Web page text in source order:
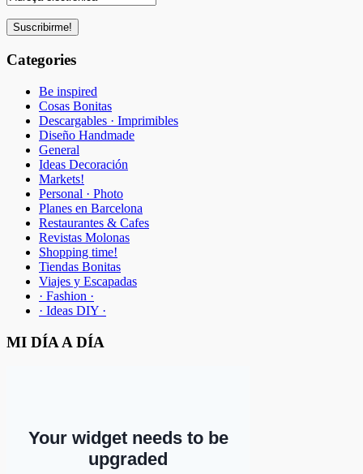
Categories
Be inspired
Cosas Bonitas
Descargables · Imprimibles
Diseño Handmade
General
Ideas Decoración
Markets!
Personal · Photo
Planes en Barcelona
Restaurantes & Cafes
Revistas Molonas
Shopping time!
Tiendas Bonitas
Viajes y Escapadas
· Fashion ·
· Ideas DIY ·
MI DÍA A DÍA